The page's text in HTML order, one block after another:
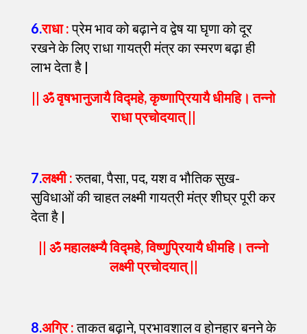
6.राधा :प्रेम भाव को बढ़ाने व द्वेष या घृणा को दूर
रखने के लिए राधा गायत्री मंत्र का स्मरण बढ़ा ही
लाभ देता है |
|| ॐ वृषभानुजायै विद्महे, कृष्णाप्रियायै धीमहि। तन्नो
राधा प्रचोदयात् ||
7.लक्ष्मी :रुतबा, पैसा, पद, यश व भौतिक सुख-
सुविधाओं की चाहत लक्ष्मी गायत्री मंत्र शीघ्र पूरी कर
देता है |
|| ॐ महालक्ष्म्यै विद्महे, विष्णुप्रियायै धीमहि। तन्नो
लक्ष्मी प्रचोदयात् ||
8.अग्रि :ताकत बढ़ाने, प्रभावशाल व होनहार बनने के